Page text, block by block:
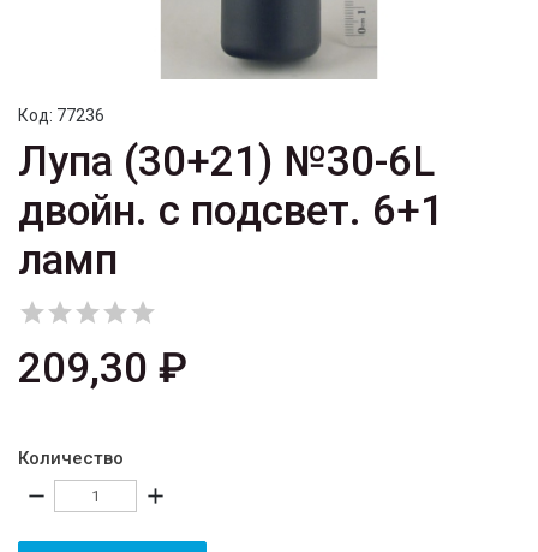
Код: 77236
Лупа (30+21) №30-6L
двойн. с подсвет. 6+1
ламп

209,30 ₽
Количество
remove add